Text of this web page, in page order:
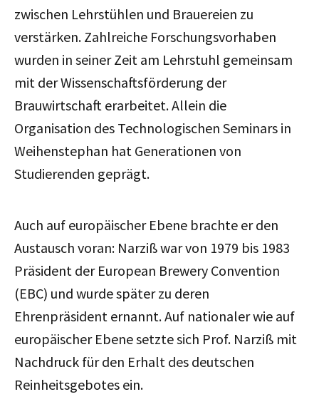
zwischen Lehrstühlen und Brauereien zu
verstärken. Zahlreiche Forschungsvorhaben
wurden in seiner Zeit am Lehrstuhl gemeinsam
mit der Wissenschaftsförderung der
Brauwirtschaft erarbeitet. Allein die
Organisation des Technologischen Seminars in
Weihenstephan hat Generationen von
Studierenden geprägt.
Auch auf europäischer Ebene brachte er den
Austausch voran: Narziß war von 1979 bis 1983
Präsident der European Brewery Convention
(EBC) und wurde später zu deren
Ehrenpräsident ernannt. Auf nationaler wie auf
europäischer Ebene setzte sich Prof. Narziß mit
Nachdruck für den Erhalt des deutschen
Reinheitsgebotes ein.